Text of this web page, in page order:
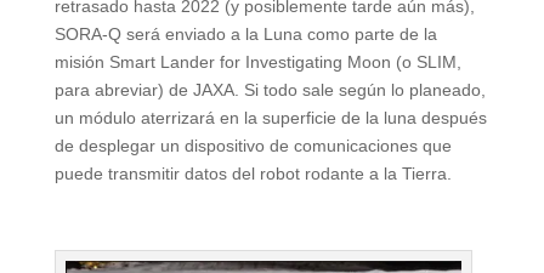
retrasado hasta 2022 (y posiblemente tarde aún más),
SORA-Q será enviado a la Luna como parte de la
misión Smart Lander for Investigating Moon (o SLIM,
para abreviar) de JAXA. Si todo sale según lo planeado,
un módulo aterrizará en la superficie de la luna después
de desplegar un dispositivo de comunicaciones que
puede transmitir datos del robot rodante a la Tierra.